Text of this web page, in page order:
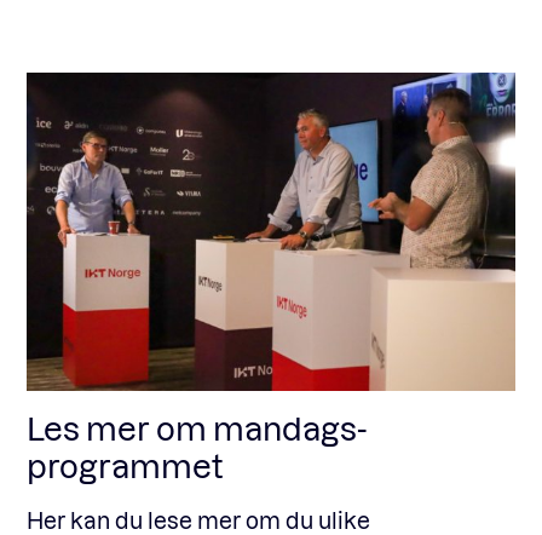
Les mer om mandags-
programmet
Her kan du lese mer om du ulike